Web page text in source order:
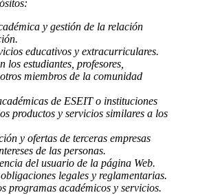
y gestión de la relación
educativos y extracurriculares.
los estudiantes, profesores,
miembros de la comunidad
de ESEIT o instituciones
productos y servicios similares a los
y ofertas de terceras empresas
de las personas.
del usuario de la página Web.
legales y reglamentarias.
programas académicos y servicios.